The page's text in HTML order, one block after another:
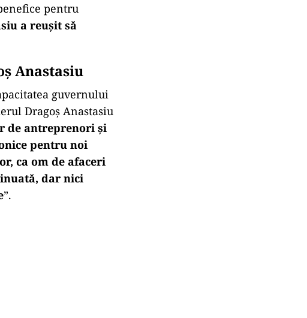
pentru
a reușit să
Anastasiu
guvernului
Dragoș Anastasiu
de antreprenori și
pentru noi
ca om de afaceri
dar nici
”.